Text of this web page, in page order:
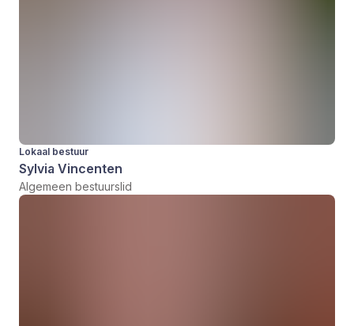
Lokaal bestuur
Sylvia Vincenten
Algemeen bestuurslid